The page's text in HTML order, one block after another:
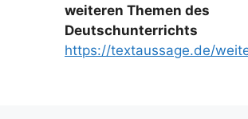
weiteren Themen des
Deutschunterrichts
https://textaussage.de/